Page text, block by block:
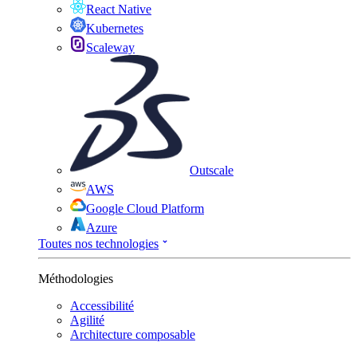
React Native
Kubernetes
Scaleway
Outscale
AWS
Google Cloud Platform
Azure
Toutes nos technologies
Méthodologies
Accessibilité
Agilité
Architecture composable